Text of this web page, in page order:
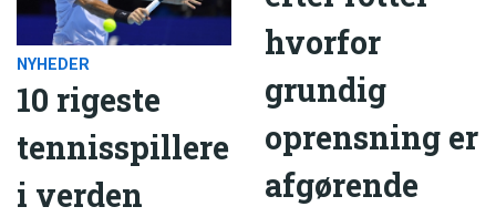
NYHEDER
10 rigeste
tennisspillere
i verden
hvorfor
grundig
oprensning er
afgørende